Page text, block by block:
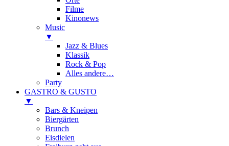
Filme
Kinonews
Music
▼
Jazz & Blues
Klassik
Rock & Pop
Alles andere…
Party
GASTRO & GUSTO
▼
Bars & Kneipen
Biergärten
Brunch
Eisdielen